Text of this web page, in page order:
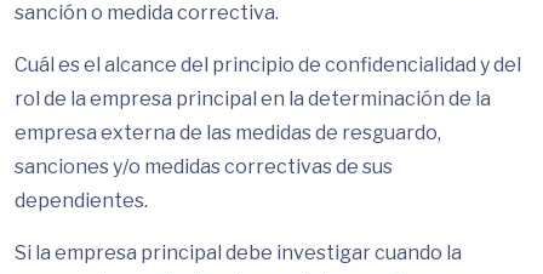
sanción o medida correctiva.
Cuál es el alcance del principio de confidencialidad y del
rol de la empresa principal en la determinación de la
empresa externa de las medidas de resguardo,
sanciones y/o medidas correctivas de sus
dependientes.
Si la empresa principal debe investigar cuando la